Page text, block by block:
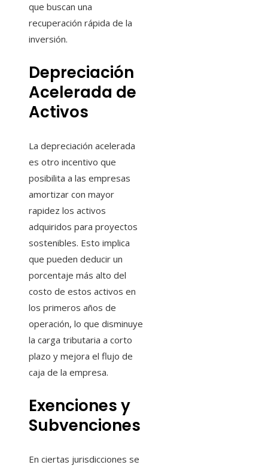
que buscan una
recuperación rápida de la
inversión.
Depreciación
Acelerada de
Activos
La depreciación acelerada
es otro incentivo que
posibilita a las empresas
amortizar con mayor
rapidez los activos
adquiridos para proyectos
sostenibles. Esto implica
que pueden deducir un
porcentaje más alto del
costo de estos activos en
los primeros años de
operación, lo que disminuye
la carga tributaria a corto
plazo y mejora el flujo de
caja de la empresa.
Exenciones y
Subvenciones
En ciertas jurisdicciones se